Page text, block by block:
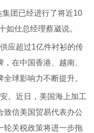
集团已经进行了将近10
如仕总经理蔡崴说。
应超过1亿件衬衫的传
在中国香港、越南、
球影响力不断提升。
。近日，美国海上加工
致信美国贸易代表办公
轮关税政策将进一步拖